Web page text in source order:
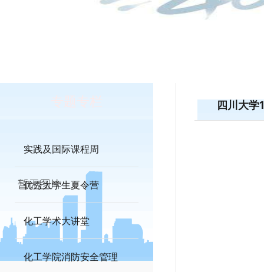
专题专栏
实践及国际课程周
优秀大学生夏令营
化工学术大讲堂
化工学院消防安全管理
四川大